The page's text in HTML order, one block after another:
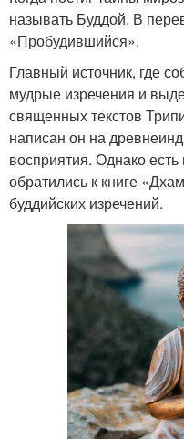
называть Буддой. В
«Пробудившийся».
Главный источник, где
мудрые изречения и
священных текстов
написан он на
восприятия. Однако
обратились к книге
буддийских изречений.